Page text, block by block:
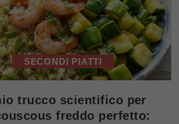
SECONDI PIATTI
trucco scientifico per
freddo perfetto: